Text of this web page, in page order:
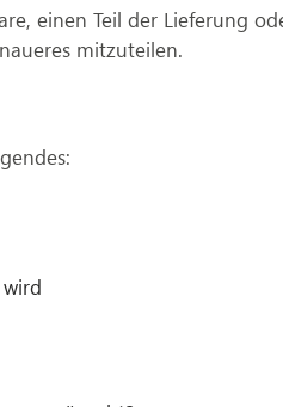
einen Teil der Lieferung
mitzuteilen.